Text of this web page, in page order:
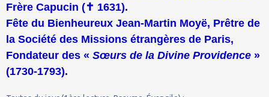
Frère Capucin (✝ 1631).
Fête du Bienheureux Jean-Martin Moyë, Prêtre de
la Société des Missions étrangères de Paris,
Fondateur des « Sœurs de la Divine Providence »
(1730-1793).